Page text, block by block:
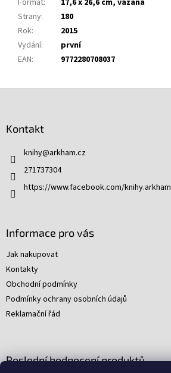
Formát:
17,6 x 26,6 cm, vázaná
Strany:
180
Rok:
2015
Vydání:
první
EAN: 9772280708037
Kontakt
knihy@arkham.cz
271737304
https://www.facebook.com/knihy.arkham
Informace pro vás
Jak nakupovat
Kontakty
Obchodní podmínky
Podmínky ochrany osobních údajů
Reklamační řád
Poslední hodnocení produktů